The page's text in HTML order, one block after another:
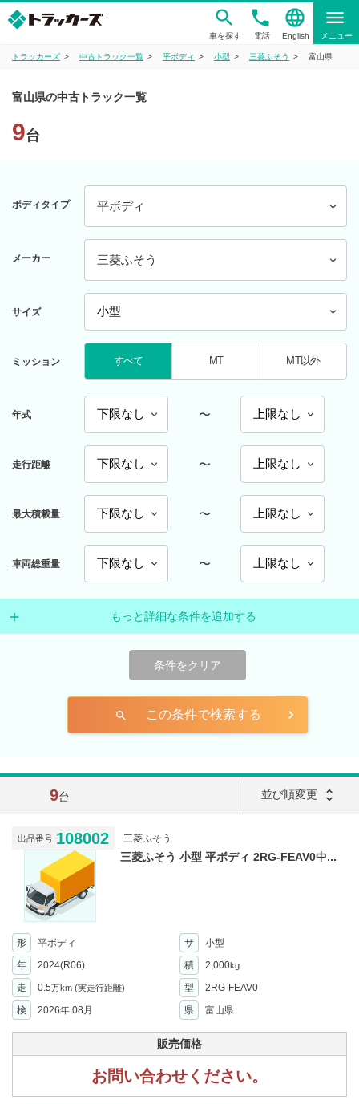
車を探す
phone
電話
language
English
menu
メニュー
トラッカーズ 中古トラック一覧 平ボディ 小型 三菱ふそう 富山県
富山県の中古トラック一覧
9台
ボディタイプ 平ボディ
メーカー 三菱ふそう
サイズ
ミッション すべて MT MT以外
年式 〜
走行距離 〜
最大積載量 〜
車両総重量 〜
もっと詳細な条件を追加する
条件をクリア
search この条件で検索する
9台 並び順変更 unfold_more
出品番号 108002 三菱ふそう
三菱ふそう 小型 平ボディ 2RG-FEAV0中...
形 平ボディ サ
小型
年
2024(R06) 積 2,000kg
走 0.5万km (実走行距離) 型
2RG-FEAV0
検
2026年 08月 県 富山県
販売価格
お問い合わせください。